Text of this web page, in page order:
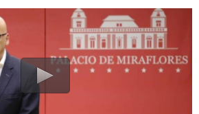
https://www.youtube.com/@nexo_latino